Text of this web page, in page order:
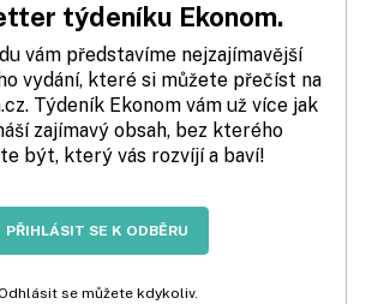
týdeníku Ekonom.
vám představíme nejzajímavější
vydání, které si můžete přečíst na
Týdeník Ekonom vám už více jak
zajímavý obsah, bez kterého
být, který vás rozvíjí a baví!
PŘIHLÁSIT SE K ODBĚRU
se můžete kdykoliv.